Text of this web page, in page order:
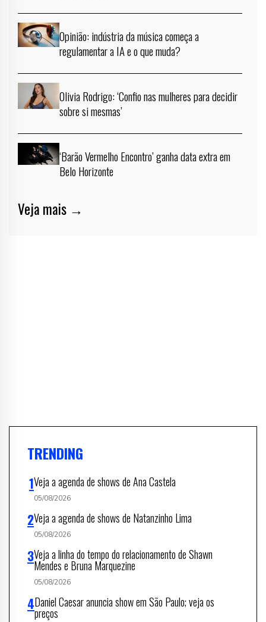
Opinião: indústria da música começa a
regulamentar a IA e o que muda?
Olivia Rodrigo: ‘Confio nas mulheres para decidir
sobre si mesmas’
‘Barão Vermelho Encontro’ ganha data extra em
Belo Horizonte
Veja mais →
TRENDING
Veja a agenda de shows de Ana Castela
05/08/2026
Veja a agenda de shows de Natanzinho Lima
05/08/2026
Veja a linha do tempo do relacionamento de Shawn
Mendes e Bruna Marquezine
05/08/2026
Daniel Caesar anuncia show em São Paulo; veja os
preços